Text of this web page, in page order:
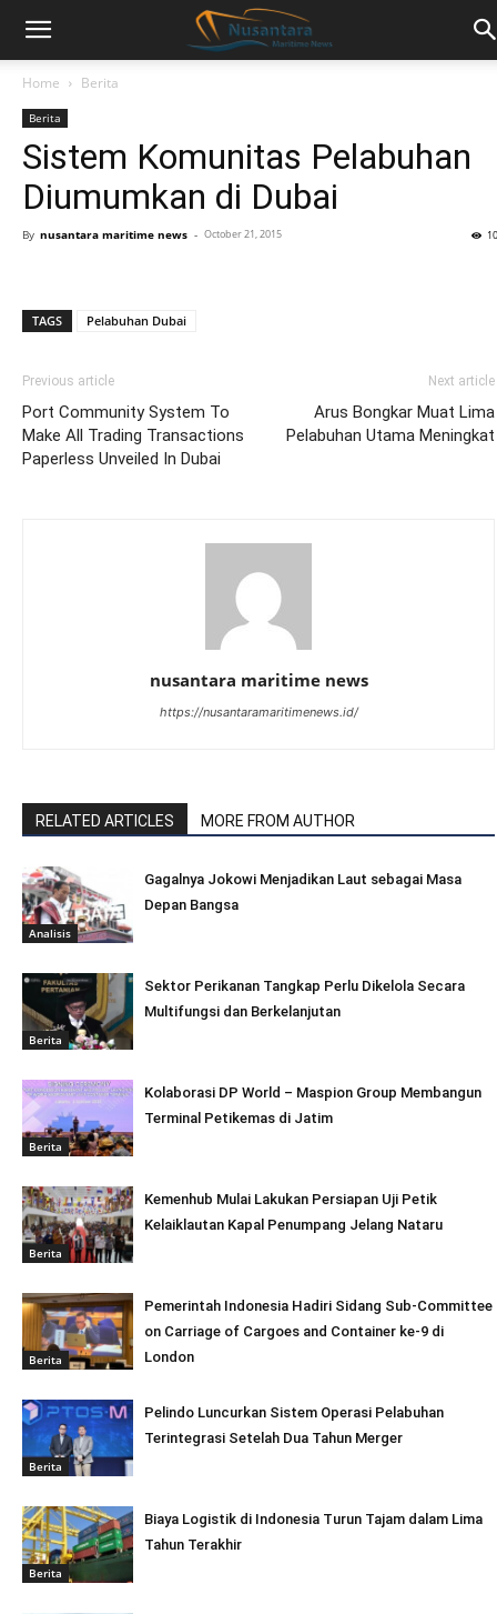
Home Berita
Berita
Sistem Komunitas Pelabuhan
Diumumkan di Dubai
By nusantara maritime news - October 21, 2015
TAGS Pelabuhan Dubai
Previous article
Port Community System To
Make All Trading Transactions
Paperless Unveiled In Dubai
Next article
Arus Bongkar Muat Lima
Pelabuhan Utama Meningkat
nusantara maritime news
https://nusantaramaritimenews.id/
RELATED ARTICLES MORE FROM AUTHOR
Analisis
Gagalnya Jokowi Menjadikan Laut sebagai Masa
Depan Bangsa
Berita
Sektor Perikanan Tangkap Perlu Dikelola Secara
Multifungsi dan Berkelanjutan
Berita
Kolaborasi DP World – Maspion Group Membangun
Terminal Petikemas di Jatim
Berita
Kemenhub Mulai Lakukan Persiapan Uji Petik
Kelaiklautan Kapal Penumpang Jelang Nataru
Berita
Pemerintah Indonesia Hadiri Sidang Sub-Committee
on Carriage of Cargoes and Container ke-9 di
London
Berita
Pelindo Luncurkan Sistem Operasi Pelabuhan
Terintegrasi Setelah Dua Tahun Merger
Berita
Biaya Logistik di Indonesia Turun Tajam dalam Lima
Tahun Terakhir